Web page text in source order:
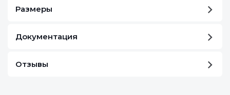
Размеры
Документация
Отзывы